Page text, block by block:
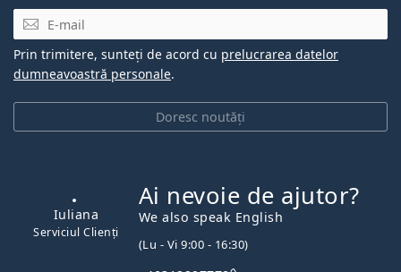
E-mail
Doresc noutăți
Prin trimitere, sunteți de acord cu prelucrarea datelor
dumneavoastră personale.
Ai nevoie de ajutor?
We also speak English
(Lu - Vi 9:00 - 16:30)